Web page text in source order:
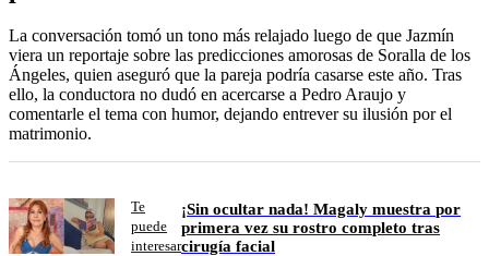
La conversación tomó un tono más relajado luego de que Jazmín
viera un reportaje sobre las predicciones amorosas de Soralla de los
Ángeles, quien aseguró que la pareja podría casarse este año. Tras
ello, la conductora no dudó en acercarse a Pedro Araujo y
comentarle el tema con humor, dejando entrever su ilusión por el
matrimonio.
Te
puede
interesar
¡Sin ocultar nada! Magaly muestra por
primera vez su rostro completo tras
cirugía facial